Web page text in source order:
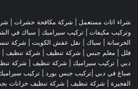
شراء اثاث مستعمل شركة مكافحة حشرات
وتركيب مكيفات | تركيب سيراميك | سباك في
الخرسانة | سباك نقل عفش الكويت شركة
فلل
معلم جبس شركة تنظيف شركة تنظيف
دبي
تركيب سيراميك شركة تنظيف شركة
صباغ في دبي |تركيب جبس بورد | تركيب
الفجيرة
شركة تنظيف شركة تنظيف خزانات